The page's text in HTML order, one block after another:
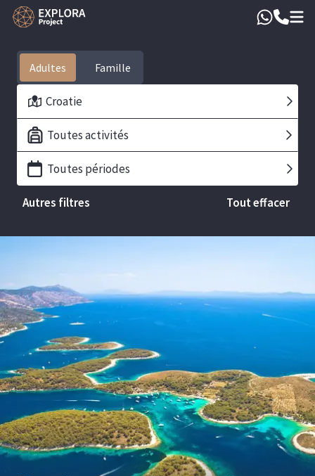
Adultes
Croatie
Toutes activités
Toutes périodes
Autres filtres Tout effacer